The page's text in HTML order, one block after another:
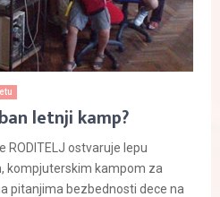
letnji kamp?
RODITELJ ostvaruje lepu
kompjuterskim kampom za
pitanjima bezbednosti dece na